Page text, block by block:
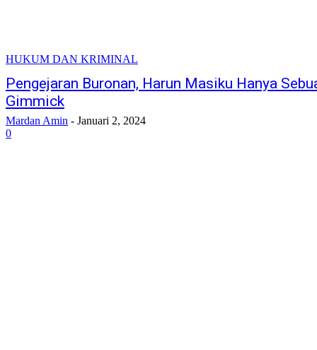
HUKUM DAN KRIMINAL
Pengejaran Buronan, Harun Masiku Hanya
Gimmick
Mardan Amin - Januari 2, 2024
0